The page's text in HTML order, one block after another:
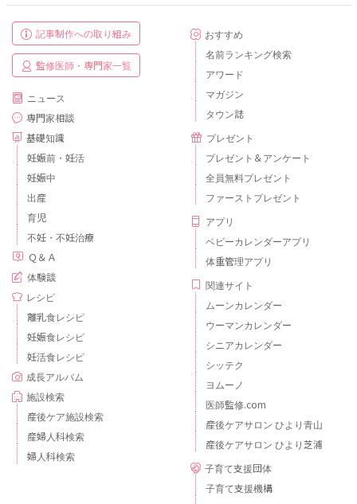
記事制作への取り組み
監修医師・専門家一覧
ニュース
専門家相談
基礎知識
妊娠前・妊活
妊娠中
出産
育児
不妊・不妊治療
Ｑ＆Ａ
体験談
レシピ
離乳食レシピ
妊娠食レシピ
妊活食レシピ
成長アルバム
施設検索
産後ケア施設検索
産婦人科検索
婦人科検索
おすすめ
名前ランキング検索
アワード
マガジン
タウン誌
プレゼント
プレゼント＆アンケート
全員無料プレゼント
ファーストプレゼント
アプリ
ベビーカレンダーアプリ
体重管理アプリ
関連サイト
ムーンカレンダー
ウーマンカレンダー
シニアカレンダー
シッテク
ヨムーノ
医師監修.com
産後ケアサロン ひより青山
産後ケアサロン ひより芝浦
子育て支援団体
子育て支援機構